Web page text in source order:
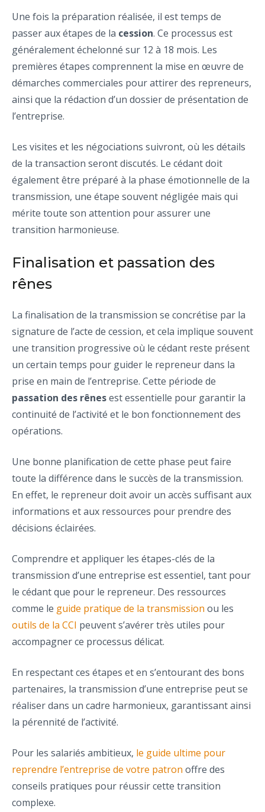
Une fois la préparation réalisée, il est temps de
passer aux étapes de la cession. Ce processus est
généralement échelonné sur 12 à 18 mois. Les
premières étapes comprennent la mise en œuvre de
démarches commerciales pour attirer des repreneurs,
ainsi que la rédaction d’un dossier de présentation de
l’entreprise.
Les visites et les négociations suivront, où les détails
de la transaction seront discutés. Le cédant doit
également être préparé à la phase émotionnelle de la
transmission, une étape souvent négligée mais qui
mérite toute son attention pour assurer une
transition harmonieuse.
Finalisation et passation des
rênes
La finalisation de la transmission se concrétise par la
signature de l’acte de cession, et cela implique souvent
une transition progressive où le cédant reste présent
un certain temps pour guider le repreneur dans la
prise en main de l’entreprise. Cette période de
passation des rênesest essentielle pour garantir la
continuité de l’activité et le bon fonctionnement des
opérations.
Une bonne planification de cette phase peut faire
toute la différence dans le succès de la transmission.
En effet, le repreneur doit avoir un accès suffisant aux
informations et aux ressources pour prendre des
décisions éclairées.
Comprendre et appliquer les étapes-clés de la
transmission d’une entreprise est essentiel, tant pour
le cédant que pour le repreneur. Des ressources
comme le guide pratique de la transmission ou les
outils de la CCI peuvent s’avérer très utiles pour
accompagner ce processus délicat.
En respectant ces étapes et en s’entourant des bons
partenaires, la transmission d’une entreprise peut se
réaliser dans un cadre harmonieux, garantissant ainsi
la pérennité de l’activité.
Pour les salariés ambitieux, le guide ultime pour
reprendre l’entreprise de votre patron offre des
conseils pratiques pour réussir cette transition
complexe.